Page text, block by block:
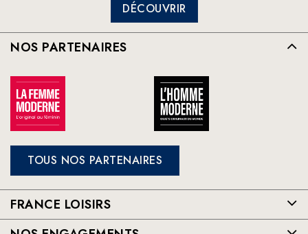
DÉCOUVRIR
NOS PARTENAIRES
TOUS NOS PARTENAIRES
FRANCE LOISIRS